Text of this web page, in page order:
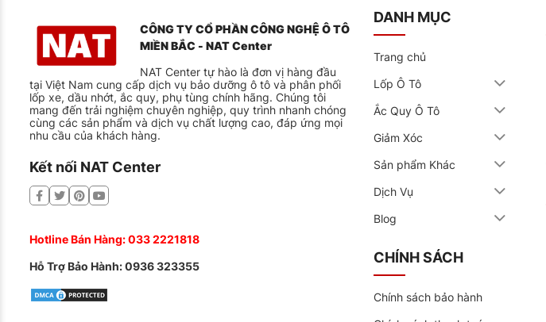
CÔNG TY CỔ PHẦN CÔNG NGHỆ Ô TÔ
MIỀN BẮC - NAT Center
NAT Center tự hào là đơn vị hàng đầu
tại Việt Nam cung cấp dịch vụ bảo dưỡng ô tô và phân phối
lốp xe, dầu nhớt, ắc quy, phụ tùng chính hãng. Chúng tôi
mang đến trải nghiệm chuyên nghiệp, quy trình nhanh chóng
cùng các sản phẩm và dịch vụ chất lượng cao, đáp ứng mọi
nhu cầu của khách hàng.
Kết nối NAT Center
Hotline Bán Hàng:033 2221818
Hỗ Trợ Bảo Hành:0936 323355
DANH MỤC
Trang chủ
Lốp Ô Tô
Ắc Quy Ô Tô
Giảm Xóc
Sản phẩm Khác
Dịch Vụ
Blog
CHÍNH SÁCH
Chính sách bảo hành